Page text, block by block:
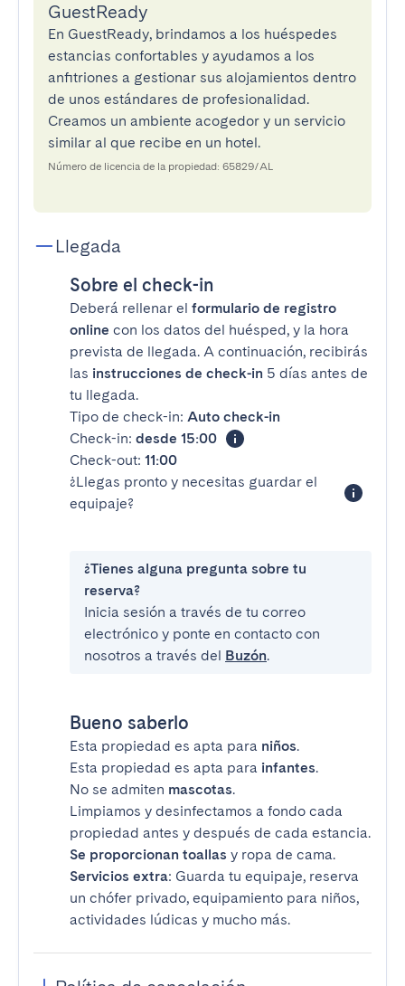
GuestReady
En GuestReady, brindamos a los huéspedes
estancias confortables y ayudamos a los
anfitriones a gestionar sus alojamientos dentro
de unos estándares de profesionalidad.
Creamos un ambiente acogedor y un servicio
similar al que recibe en un hotel.
Número de licencia de la propiedad: 65829/AL
Llegada
Sobre el check-in
Deberá rellenar el formulario de registro
online con los datos del huésped, y la hora
prevista de llegada. A continuación, recibirás
las instrucciones de check-in 5 días antes de
tu llegada.
Tipo de check-in: Auto check-in
Check-in: desde 15:00
Check-out: 11:00
¿Llegas pronto y necesitas guardar el
equipaje?
¿Tienes alguna pregunta sobre tu
reserva?
Inicia sesión a través de tu correo
electrónico y ponte en contacto con
nosotros a través del Buzón.
Bueno saberlo
Esta propiedad es apta para niños.
Esta propiedad es apta para infantes.
No se admiten mascotas.
Limpiamos y desinfectamos a fondo cada
propiedad antes y después de cada estancia.
Se proporcionan toallas y ropa de cama.
Servicios extra: Guarda tu equipaje, reserva
un chófer privado, equipamiento para niños,
actividades lúdicas y mucho más.